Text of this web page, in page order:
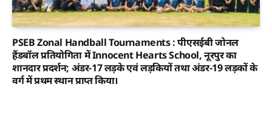
PSEB Zonal Handball Tournaments : पीएसईबी जोनल
हैंडबॉल प्रतियोगिता में Innocent Hearts School, नूरपुर का
शानदार प्रदर्शन; अंडर-17 लड़के एवं लड़कियों तथा अंडर-19 लड़कों के
वर्ग में प्रथम स्थान प्राप्त किया।